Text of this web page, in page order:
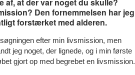
af, at der var noget du skulle?
Den fornemmelsen har jeg
forstærket med alderen.
efter min livsmission, men
jeg noget, der lignede, og i min første
gjort op med begrebet en livsmission.